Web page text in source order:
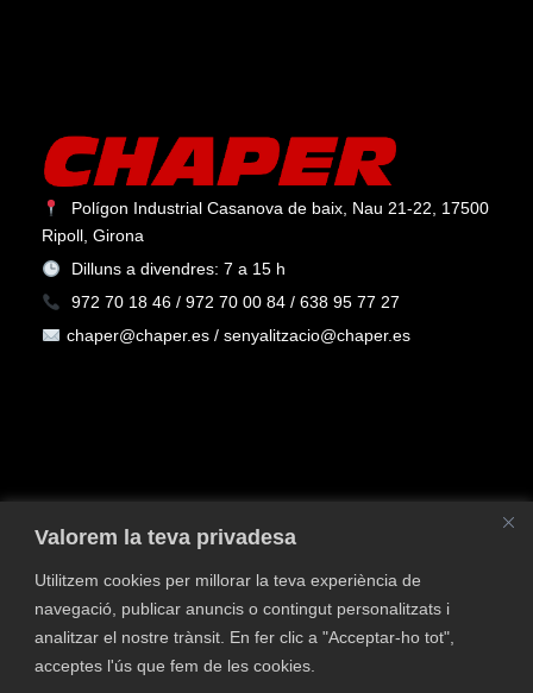
Valorem la teva privadesa
Utilitzem cookies per millorar la teva experiència de
navegació, publicar anuncis o contingut personalitzats i
analitzar el nostre trànsit. En fer clic a "Acceptar-ho tot",
acceptes l'ús que fem de les cookies.
Polígon Industrial Casanova de baix, Nau 21-22, 17500
Ripoll, Girona
Dilluns a divendres: 7 a 15 h
972 70 18 46 / 972 70 00 84 / 638 95 77 27
chaper@chaper.es / senyalitzacio@chaper.es
Política de privacitat Política de Cookies
Avís
legal
Política de qualitat i medi ambient